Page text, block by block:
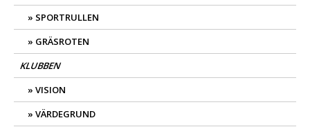
SPORTRULLEN
GRÄSROTEN
KLUBBEN
VISION
VÄRDEGRUND